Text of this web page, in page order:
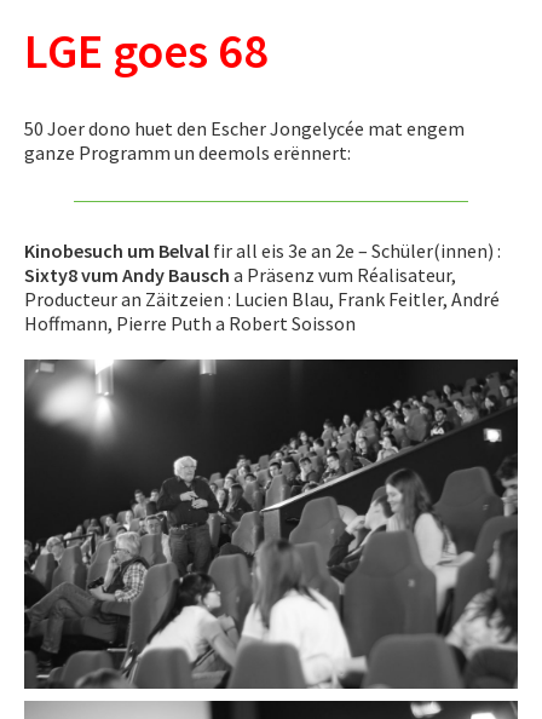
SERVICES
APPLIS
LGE goes 68
50 Joer dono huet den Escher Jongelycée mat engem
ganze Programm un deemols erënnert:
Kinobesuch um Belval fir all eis 3e an 2e – Schüler(innen) :
Sixty8 vum Andy Bausch a Präsenz vum Réalisateur,
Producteur an Zäitzeien : Lucien Blau, Frank Feitler, André
Hoffmann, Pierre Puth a Robert Soisson